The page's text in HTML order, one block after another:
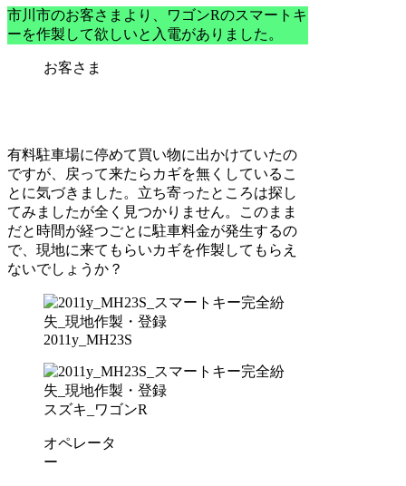
市川市のお客さまより、ワゴンRのスマートキ
ーを作製して欲しいと入電がありました。
お客さま
有料駐車場に停めて買い物に出かけていたの
ですが、戻って来たらカギを無くしているこ
とに気づきました。立ち寄ったところは探し
てみましたが全く見つかりません。このまま
だと時間が経つごとに駐車料金が発生するの
で、現地に来てもらいカギを作製してもらえ
ないでしょうか？
2011y_MH23S
スズキ_ワゴンR
オペレータ
ー